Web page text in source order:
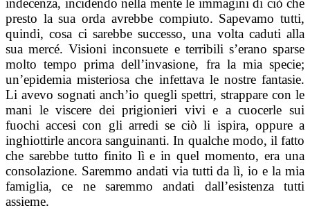
indecenza, incidendo nella mente le immagini di ciò che
presto la sua orda avrebbe compiuto. Sapevamo tutti,
quindi, cosa ci sarebbe successo, una volta caduti alla
sua mercé. Visioni inconsuete e terribili s’erano sparse
molto tempo prima dell’invasione, fra la mia specie;
un’epidemia misteriosa che infettava le nostre fantasie.
Li avevo sognati anch’io quegli spettri, strappare con le
mani le viscere dei prigionieri vivi e a cuocerle sui
fuochi accesi con gli arredi se ciò li ispira, oppure a
inghiottirle ancora sanguinanti. In qualche modo, il fatto
che sarebbe tutto finito lì e in quel momento, era una
consolazione. Saremmo andati via tutti da lì, io e la mia
famiglia, ce ne saremmo andati dall’esistenza tutti
assieme.